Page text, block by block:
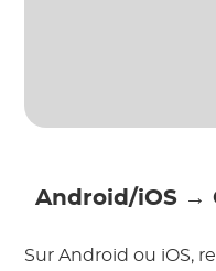
Android/iOS →
Sur Android ou iOS,